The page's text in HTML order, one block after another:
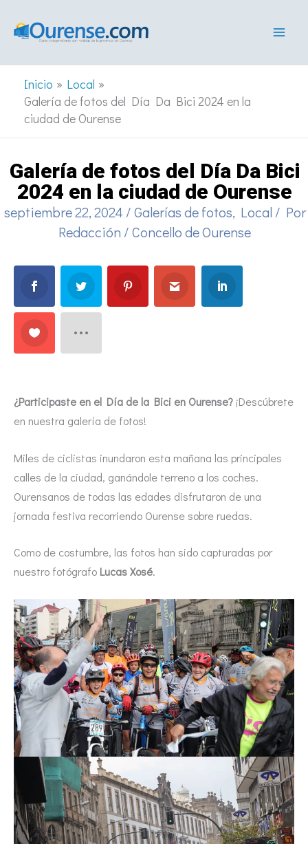
Inicio
Local
Galería de fotos del Día Da Bici 2024 en la
ciudad de Ourense
Galería de fotos del Día Da Bici
2024 en la ciudad de Ourense
septiembre 22, 2024 /Galerías de fotos, Local / Por
Redacción /Concello de Ourense
¿Participaste en el Día de la Bici en Ourense? ¡Descúbrete
en nuestra galería de fotos!
Miles de ciclistas inundaron esta mañana las principales
calles de la ciudad, ganándole terreno a los coches.
Ourensanos de todas las edades disfrutaron de una
jornada festiva recorriendo Ourense sobre ruedas.
Como de costumbre, las fotos han sido capturadas por
nuestro fotógrafo Lucas Xosé.